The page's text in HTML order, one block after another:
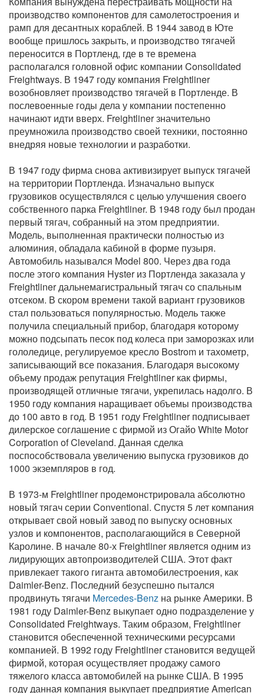
производство компонентов для самолетостроения и
рамп для десантных кораблей. В 1944 завод в Юте
вообще пришлось закрыть, и производство тягачей
переносится в Портленд, где в те времена
располагался головной офис компании Consolidated
Freightways. В 1947 году компания Freightliner
возобновляет производство тягачей в Портленде. В
послевоенные годы дела у компании постепенно
начинают идти вверх. Freightliner значительно
преумножила производство своей техники, постоянно
внедряя новые технологии и разработки.
В 1947 году фирма снова активизирует выпуск тягачей
на территории Портленда. Изначально выпуск
грузовиков осуществлялся с целью улучшения своего
собственного парка Freightliner. В 1948 году был продан
первый тягач, собранный на этом предприятии.
Модель, выполненная практически полностью из
алюминия, обладала кабиной в форме пузыря.
Автомобиль назывался Model 800. Через два года
после этого компания Hyster из Портленда заказала у
Freightliner дальнемагистральный тягач со спальным
отсеком. В скором времени такой вариант грузовиков
стал пользоваться популярностью. Модель также
получила специальный прибор, благодаря которому
можно подсыпать песок под колеса при заморозках или
гололедице, регулируемое кресло Bostrom и тахометр,
записывающий все показания. Благодаря высокому
объему продаж репутация Freightliner как фирмы,
производящей отличные тягачи, укрепилась надолго. В
1950 году компания наращивает объемы производства
до 100 авто в год. В 1951 году Freightliner подписывает
дилерское соглашение с фирмой из Огайо White Motor
Corporation of Cleveland. Данная сделка
поспособствовала увеличению выпуска грузовиков до
1000 экземпляров в год.
В 1973-м Freightliner продемонстрировала абсолютно
новый тягач серии Conventional. Спустя 5 лет компания
открывает свой новый завод по выпуску основных
узлов и компонентов, располагающийся в Северной
Каролине. В начале 80-х Freightliner является одним из
лидирующих автопроизводителей США. Этот факт
привлекает такого гиганта автомобилестроения, как
Daimler-Benz. Последний безуспешно пытался
продвинуть тягачи Mercedes-Benz на рынке Америки. В
1981 году Daimler-Benz выкупает одно подразделение у
Consolidated Freightways. Таким образом, Freightliner
становится обеспеченной техническими ресурсами
компанией. В 1992 году Freightliner становится ведущей
фирмой, которая осуществляет продажу самого
тяжелого класса автомобилей на рынке США. В 1995
году данная компания выкупает предприятие American